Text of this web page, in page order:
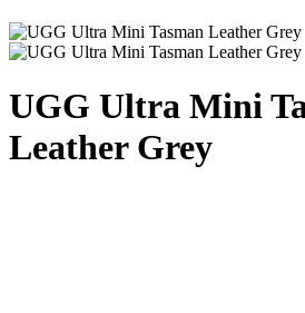
UGG Ultra Mini
Leather Grey